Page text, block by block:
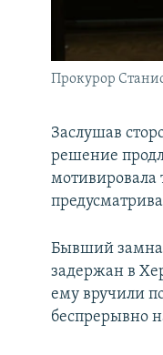
Прокурор
Заслушав
решение
мотивировала
Бывший
задержан в
ему вручили
беспрерывно